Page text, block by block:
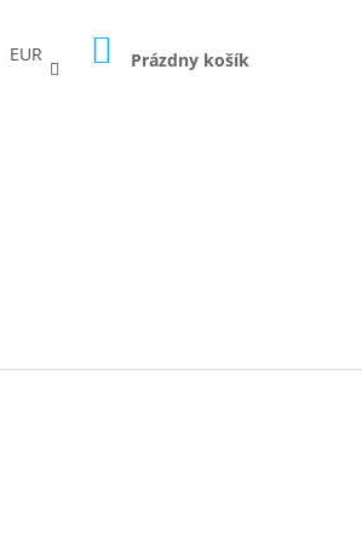
EUR NÁKUPNÝ
KOŠÍK
Prázdny košík